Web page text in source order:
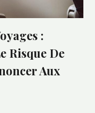
:
Risque De
Aux